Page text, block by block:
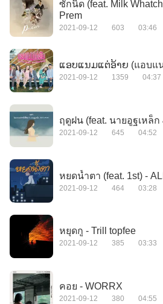
ซักนิด (feat. Milk
Prem
2021-09-12 603 03:46
ແອບແນມແຕ່ອ້າຍ (แอบแ
2021-09-12 1359 04:37
ฤดูฝน (feat. นายอูฐเหล็ก
2021-09-12 645 04:52
หยดน้ำตา (feat. 1st) -
2021-09-12 464 03:28
หยุดกู - Trill topfee
2021-09-12 385 03:33
คอย - WORRX
2021-09-12 380 04:55